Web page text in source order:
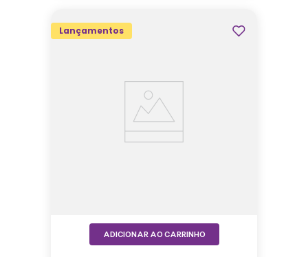
Lançamentos
ADICIONAR AO CARRINHO